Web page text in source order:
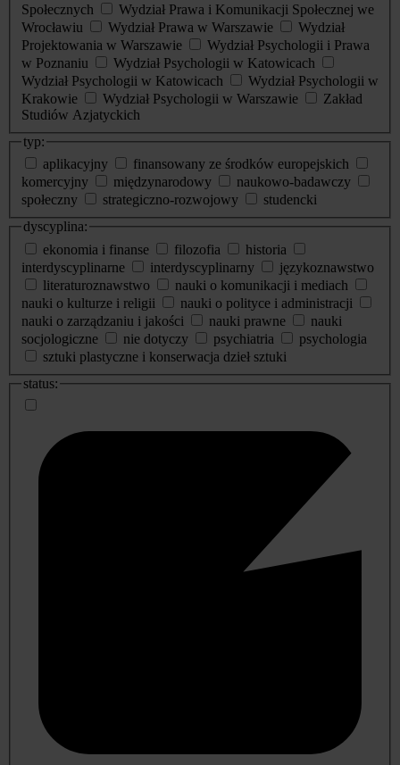
Społecznych
Wydział Prawa i Komunikacji Społecznej we
Wrocławiu
Wydział Prawa w Warszawie
Wydział
Projektowania w Warszawie
Wydział Psychologii i Prawa
w Poznaniu
Wydział Psychologii w Katowicach
Wydział Psychologii w Katowicach
Wydział Psychologii w
Krakowie
Wydział Psychologii w Warszawie
Zakład
Studiów Azjatyckich
typ:
aplikacyjny
finansowany ze środków europejskich
komercyjny
międzynarodowy
naukowo-badawczy
społeczny
strategiczno-rozwojowy
studencki
dyscyplina:
ekonomia i finanse
filozofia
historia
interdyscyplinarne
interdyscyplinarny
językoznawstwo
literaturoznawstwo
nauki o komunikacji i mediach
nauki o kulturze i religii
nauki o polityce i administracji
nauki o zarządzaniu i jakości
nauki prawne
nauki
socjologiczne
nie dotyczy psychiatria
psychologia
sztuki plastyczne i konserwacja dzieł sztuki
status: